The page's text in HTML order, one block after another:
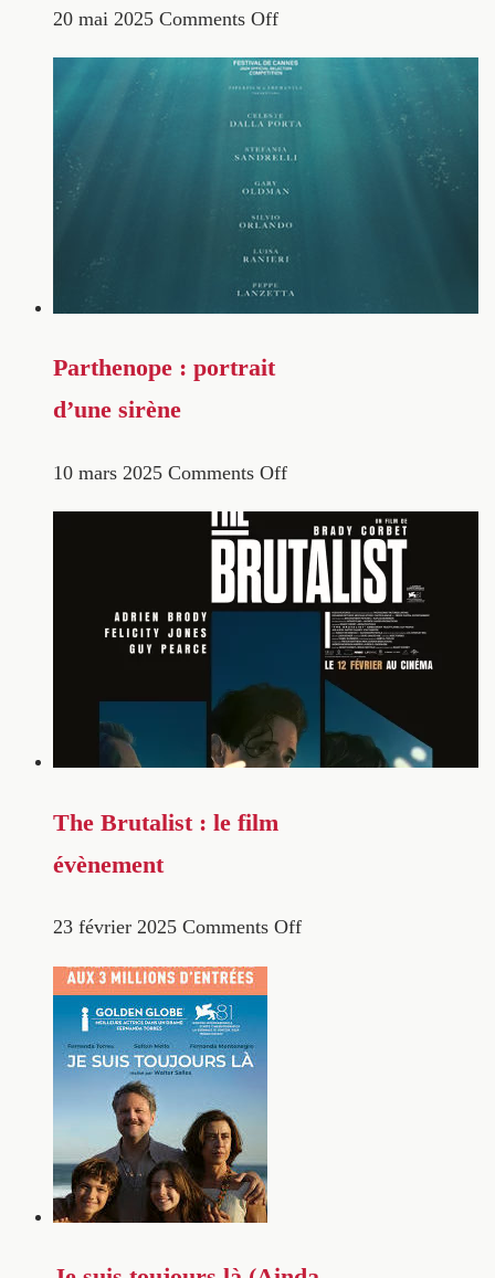
20 mai 2025 Comments Off
Parthenope : portrait
d’une sirène
10 mars 2025 Comments Off
The Brutalist : le film
évènement
23 février 2025 Comments Off